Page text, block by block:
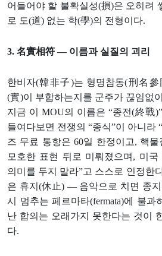
어들어야 할 불확실성(損)은 오히려
로 도(道) 없는 학(學)의 전형이다.
3. 名實相符 — 이름과 실질의 괴리
한비자(韓非子)는 형명참동(刑名
(實)이 부합하는지를 군주가 끊임없
지금 이 MOU의 이름은 “종전(終戰
들여다보면 전쟁의 “종식”이 아니라
즈 무료 통항은 60일 한정이고, 핵물
모호한 표현 뒤로 미뤄졌으며, 미
의미를 두지 말라”고 스스로 인정한
은 휴지(休止) — 음악으로 치면 종
시 멈추는 페르마타(fermata)에 불
난 합의는 오래가지 못한다는 것이
다.